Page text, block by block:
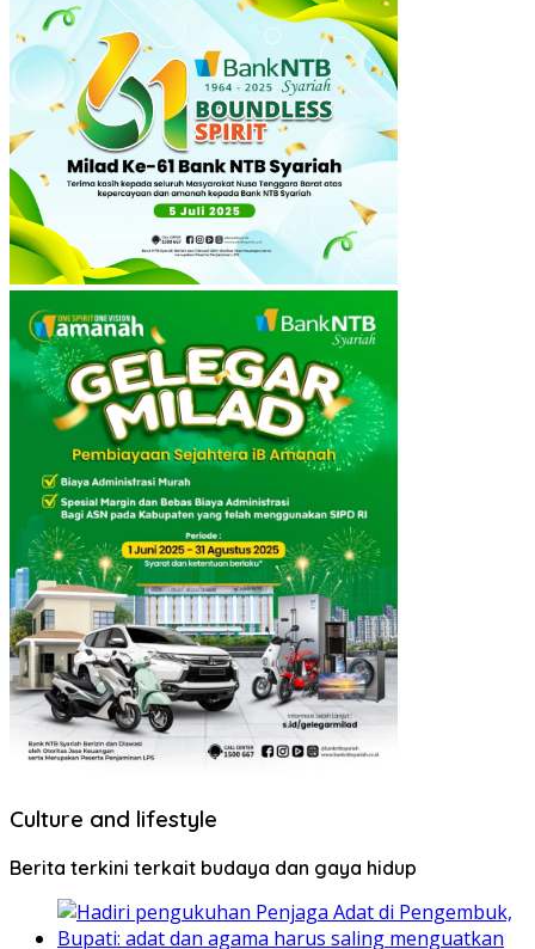
Culture and lifestyle
Berita terkini terkait budaya dan gaya hidup